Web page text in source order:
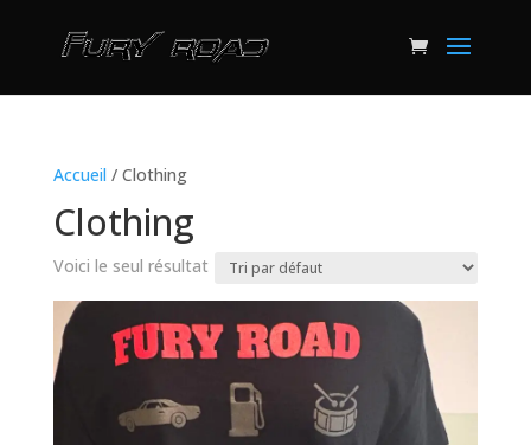
Accueil / Clothing
Clothing
Voici le seul résultat